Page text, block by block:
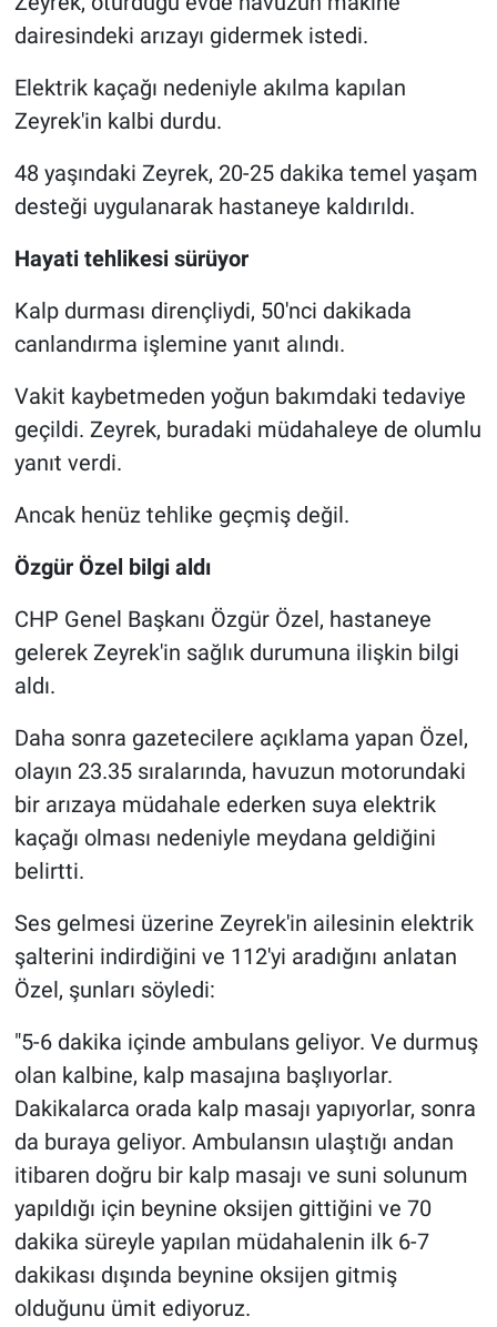
dairesindeki arızayı gidermek istedi.
Elektrik kaçağı nedeniyle akılma kapılan
Zeyrek'in kalbi durdu.
48 yaşındaki Zeyrek, 20-25 dakika temel yaşam
desteği uygulanarak hastaneye kaldırıldı.
Hayati tehlikesi sürüyor
Kalp durması dirençliydi, 50'nci dakikada
canlandırma işlemine yanıt alındı.
Vakit kaybetmeden yoğun bakımdaki tedaviye
geçildi. Zeyrek, buradaki müdahaleye de olumlu
yanıt verdi.
Ancak henüz tehlike geçmiş değil.
Özgür Özel bilgi aldı
CHP Genel Başkanı Özgür Özel, hastaneye
gelerek Zeyrek'in sağlık durumuna ilişkin bilgi
aldı.
Daha sonra gazetecilere açıklama yapan Özel,
olayın 23.35 sıralarında, havuzun motorundaki
bir arızaya müdahale ederken suya elektrik
kaçağı olması nedeniyle meydana geldiğini
belirtti.
Ses gelmesi üzerine Zeyrek'in ailesinin elektrik
şalterini indirdiğini ve 112'yi aradığını anlatan
Özel, şunları söyledi:
"5-6 dakika içinde ambulans geliyor. Ve durmuş
olan kalbine, kalp masajına başlıyorlar.
Dakikalarca orada kalp masajı yapıyorlar, sonra
da buraya geliyor. Ambulansın ulaştığı andan
itibaren doğru bir kalp masajı ve suni solunum
yapıldığı için beynine oksijen gittiğini ve 70
dakika süreyle yapılan müdahalenin ilk 6-7
dakikası dışında beynine oksijen gitmiş
olduğunu ümit ediyoruz.